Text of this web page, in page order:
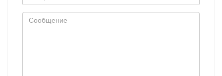
Сообщение